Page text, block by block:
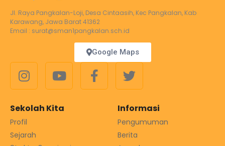
Jl. Raya Pangkalan-Loji, Desa Cintaasih, Kec Pangkalan, Kab
Karawang, Jawa Barat 41362
Email : surat@sman1pangkalan.sch.id
Google Maps
Sekolah Kita
Profil
Sejarah
Informasi
Pengumuman
Berita